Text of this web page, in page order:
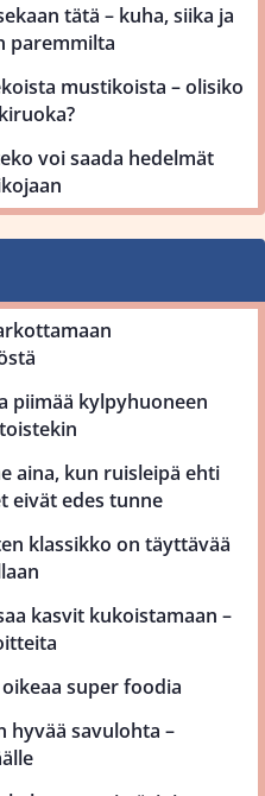
tätä – kuha, siika ja
paremmilta
mustikoista – olisiko
voi saada hedelmät
piimää kylpyhuoneen
aina, kun ruisleipä ehti
eivät edes tunne
klassikko on täyttävää
kasvit kukoistamaan –
super foodia
hyvää savulohta –